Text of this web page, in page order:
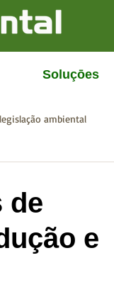
Soluçōes
legislação ambiental
de
e